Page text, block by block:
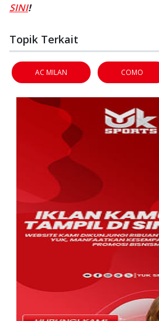
SINI!
Topik Terkait
AC MILAN COMO